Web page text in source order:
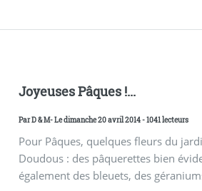
Joyeuses Pâques !...
ParD & M- Le dimanche 20 avril 2014 - 1041 lecteurs
Pour Pâques, quelques fleurs du
Doudous : des pâquerettes bien
également des bleuets, des